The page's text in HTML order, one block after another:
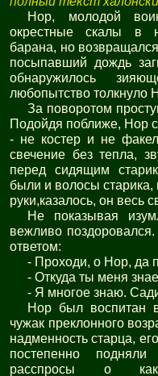
Нор, молодой
окрестные скалы в
барана, но
посыпавший дождь
обнаружилось
любопытство толкнуло
За поворотом
Подойдя поближе, Нор
- не костер и не
свечение без тепла,
перед сидящим
были и волосы
руки,казалось, он весь
Не показывая
вежливо
ответом:
- Проходи, о Нор, да
- Откуда ты меня
- Я многое знаю.
Нор был воспитан
чужак преклонного
надменность старца,
постепенно
расспросы о